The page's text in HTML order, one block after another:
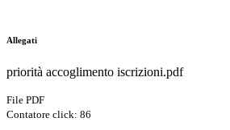
Allegati
priorità accoglimento iscrizioni.pdf
File PDF
Contatore click: 86